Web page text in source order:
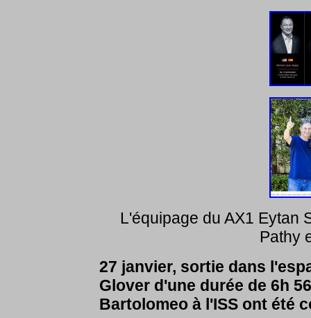
L'équipage du AX1 Eytan
Pathy
27 janvier, sortie dans
Glover d'une durée de 6h
Bartolomeo à l'ISS ont été